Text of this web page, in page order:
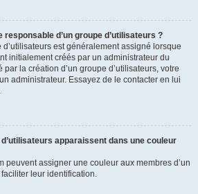
d’un groupe d’utilisateurs ?
d’utilisateurs est généralement assigné lorsque
initialement créés par un administrateur du
la création d’un groupe d’utilisateurs, votre
administrateur. Essayez de le contacter en lui
apparaissent dans une couleur
peuvent assigner une couleur aux membres d’un
leur identification.